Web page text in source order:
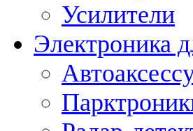
Усилители
Электроника